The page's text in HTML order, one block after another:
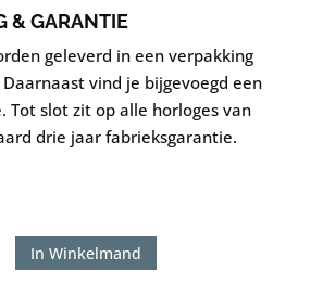
& GARANTIE
geleverd in een verpakking
vind je bijgevoegd een
Tot slot zit op alle horloges van
drie jaar fabrieksgarantie.
In Winkelmand